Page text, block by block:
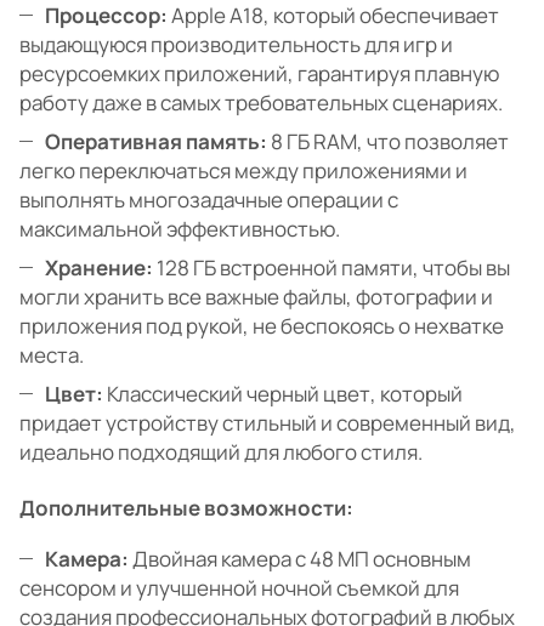
Процессор: Apple A18, который обеспечивает
выдающуюся производительность для игр и
ресурсоемких приложений, гарантируя плавную
работу даже в самых требовательных сценариях.
Оперативная память: 8 ГБ RAM, что позволяет
легко переключаться между приложениями и
выполнять многозадачные операции с
максимальной эффективностью.
Хранение: 128 ГБ встроенной памяти, чтобы вы
могли хранить все важные файлы, фотографии и
приложения под рукой, не беспокоясь о нехватке
места.
Цвет: Классический черный цвет, который
придает устройству стильный и современный вид,
идеально подходящий для любого стиля.
Дополнительные возможности:
Камера: Двойная камера с 48 МП основным
сенсором и улучшенной ночной съемкой для
создания профессиональных фотографий в любых